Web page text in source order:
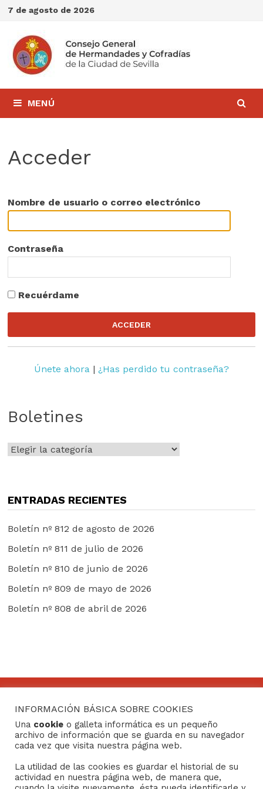
Saltar
contenido
7 de agosto de 2026
MENÚ
Acceder
Nombre de usuario o correo electrónico
Contraseña
Recuérdame
Únete ahora| ¿Has perdido tu contraseña?
Boletines
Boletines
ENTRADAS RECIENTES
Boletín nº 812 de agosto de 2026
Boletín nº 811 de julio de 2026
Boletín nº 810 de junio de 2026
Boletín nº 809 de mayo de 2026
Boletín nº 808 de abril de 2026
CONTACTO
Consejo General de Hermandades y Cofradías de la
C/ San Gregorio 26. 41004- Sevilla
(+34) 954 21 59 27
INFORMACIÓN BÁSICA SOBRE COOKIES
Una cookie o galleta informática es un pequeño
archivo de información que se guarda en su navegador
cada vez que visita nuestra página web.
La utilidad de las cookies es guardar el historial de su
actividad en nuestra página web, de manera que,